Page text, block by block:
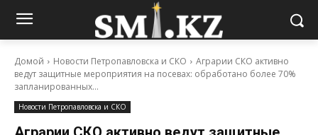
Домой Новости Петропавловска и СКО
Аграрии СКО активно
ведут защитные мероприятия на посевах: обработано более 70%
запланированных...
Новости Петропавловска и СКО